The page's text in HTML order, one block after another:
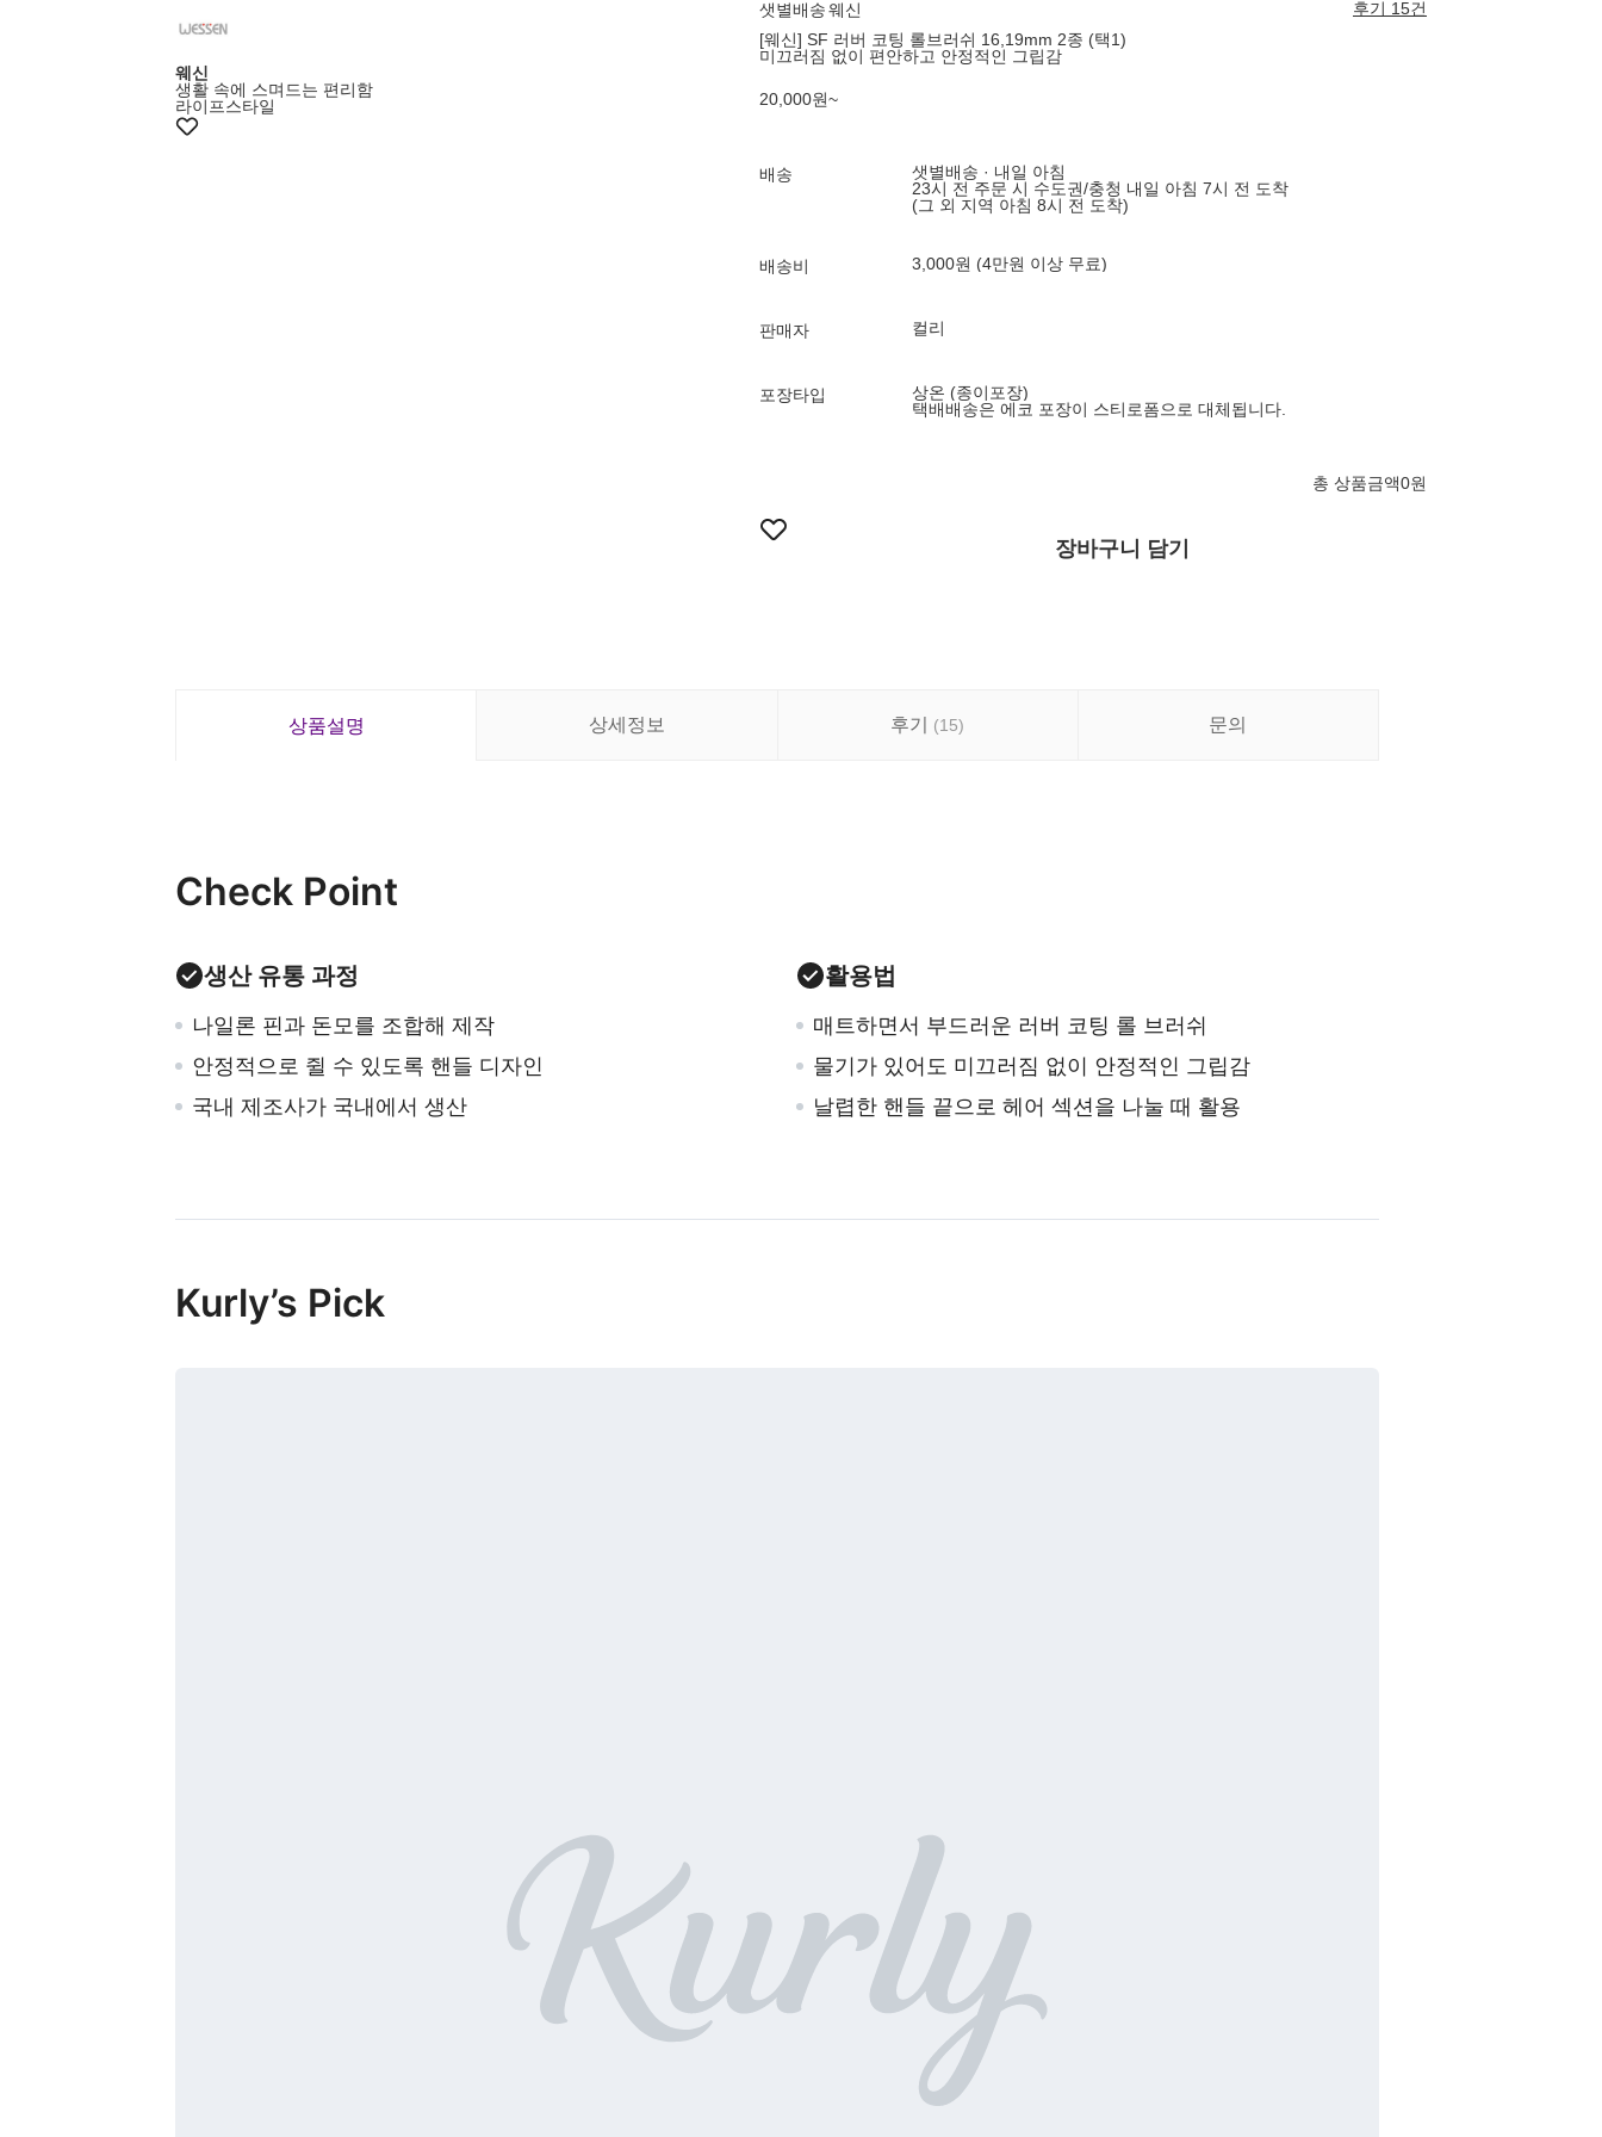
웨신
생활 속에 스며드는 편리함
라이프스타일
샛별배송웨신
후기 15건
[웨신] SF 러버 코팅 롤브러쉬 16,19mm 2종 (택1)
미끄러짐 없이 편안하고 안정적인 그립감
20,000원~
배송
샛별배송 · 내일 아침
23시 전 주문 시 수도권/충청 내일 아침 7시 전 도착
(그 외 지역 아침 8시 전 도착)
배송비 3,000원 (4만원 이상 무료)
판매자 컬리
포장타입
상온 (종이포장)
택배배송은 에코 포장이 스티로폼으로 대체됩니다.
총 상품금액0원
장바구니 담기
상품설명 상세정보 후기 (15) 문의
Check Point
생산 유통 과정
나일론 핀과 돈모를 조합해 제작
안정적으로 쥘 수 있도록 핸들 디자인
국내 제조사가 국내에서 생산
활용법
매트하면서 부드러운 러버 코팅 롤 브러쉬
물기가 있어도 미끄러짐 없이 안정적인 그립감
날렵한 핸들 끝으로 헤어 섹션을 나눌 때 활용
Kurly’s Pick